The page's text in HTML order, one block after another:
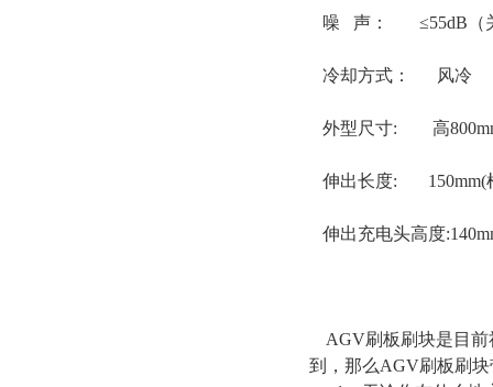
噪 声： ≤55dB（关
冷却方式： 风冷
外型尺寸: 高
伸出长度: 150mm(
伸出充电头高度
AGV刷板刷块是目前
到，那么AGV刷板刷